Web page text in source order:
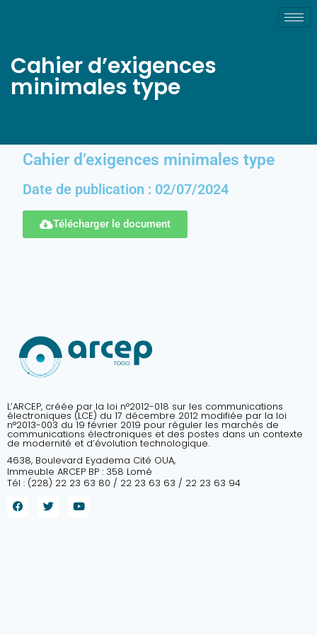
Cahier d’exigences
minimales type
Cahier d’exigences minimales type
Date de publication : 02/07/2024
Télécharger le document
L’ARCEP, créée par la loi n°2012-018 sur les communications
électroniques (LCE) du 17 décembre 2012 modifiée par la loi
n°2013-003 du 19 février 2019 pour réguler les marchés de
communications électroniques et des postes dans un contexte
de modernité et d’évolution technologique.
4638, Boulevard Eyadema Cité OUA,
Immeuble ARCEP BP : 358 Lomé
Tél : (228) 22 23 63 80 / 22 23 63 63 / 22 23 63 94